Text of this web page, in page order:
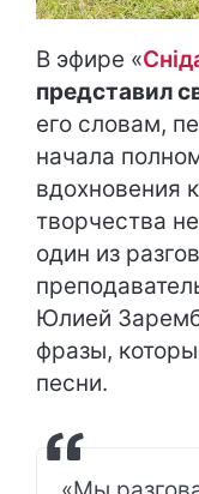
В эфире «
представил
его словам,
начала
вдохновения
творчества
один из
Юлией
фразы,
песни.